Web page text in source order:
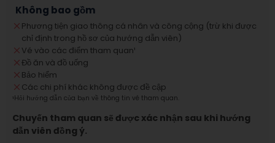
Không bao gồm
Phương tiện giao thông cá nhân và công cộng (trừ khi được
chỉ định trong hồ sơ của hướng dẫn viên)
Vé vào các điểm tham quan¹
Đồ ăn và đồ uống
Bảo hiểm
Các chi phí khác không được đề cập
¹Hỏi hướng dẫn của bạn về thông tin vé tham quan.
Chuyến tham quan sẽ được xác nhận sau khi hướng
dẫn viên đồng ý.